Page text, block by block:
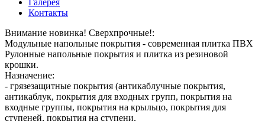
Контакты
Внимание новинка! Сверхпрочные!:
Модульные напольные покрытия - современная плитка ПВХ
Рулонные напольные покрытия и плитка из резиновой
крошки.
Назначение:
- грязезащитные покрытия (антикаблучные покрытия,
антикаблук, покрытия для входных групп, покрытия на
входные группы, покрытия на крыльцо, покрытия для
ступеней, покрытия на ступени,